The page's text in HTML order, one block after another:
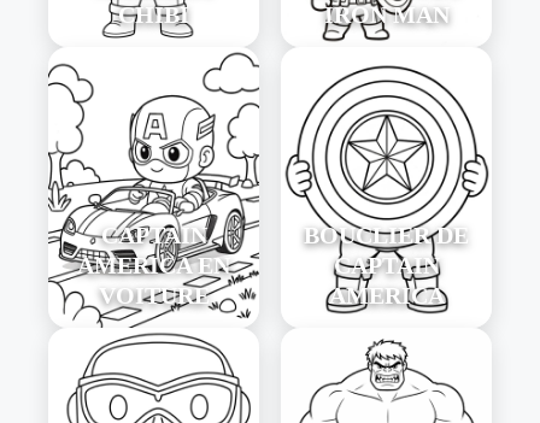
CHIBI
IRON MAN
CAPTAIN
AMERICA EN
VOITURE
BOUCLIER DE
CAPTAIN
AMERICA